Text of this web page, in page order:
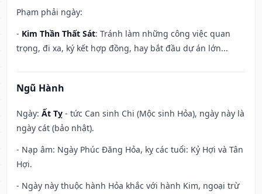
Phạm phải ngày:
- Kim Thần Thất Sát: Tránh làm những công việc quan
trọng, đi xa, ký kết hợp đồng, hay bắt đầu dự án lớn...
Ngũ Hành
Ngày: Ất Tỵ - tức Can sinh Chi (Mộc sinh Hỏa), ngày này là
ngày cát (bảo nhật).
- Nạp âm: Ngày Phúc Đăng Hỏa, kỵ các tuổi: Kỷ Hợi và Tân
Hợi.
- Ngày này thuộc hành Hỏa khắc với hành Kim, ngoại trừ